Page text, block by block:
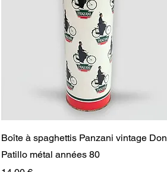
Aperçu rapide
Boîte à spaghettis Panzani vintage Don
Patillo métal années 80